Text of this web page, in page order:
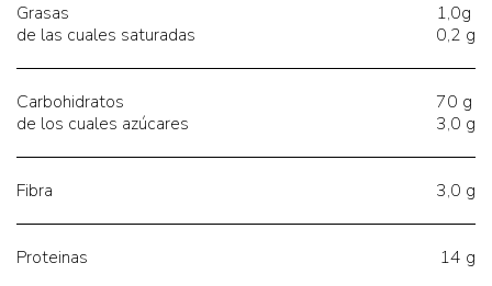
Grasas
de las cuales saturadas
1,0g
0,2 g
Carbohidratos
de los cuales azúcares
70 g
3,0 g
Fibra 3,0 g
Proteinas 14 g